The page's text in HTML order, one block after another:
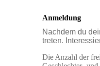
Anmeldung
Nachdem du
treten.
Die Anzahl der